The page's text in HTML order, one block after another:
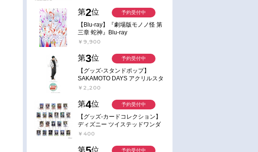
第2位
【Blu-ray】『劇場版モノノ怪 第
三章 蛇神』Blu-ray
￥9,900
予約受付中
第3位
【グッズ-スタンドポップ】
SAKAMOTO DAYS アクリルスタ
ンド～Sunny Afternoon～ 4.南雲
￥2,200
予約受付中
第4位
【グッズ-カードコレクション】
ディズニー ツイステッドワンダ
ーランド ランダムカードコレク
￥400
予約受付中
第 位 予約受付中